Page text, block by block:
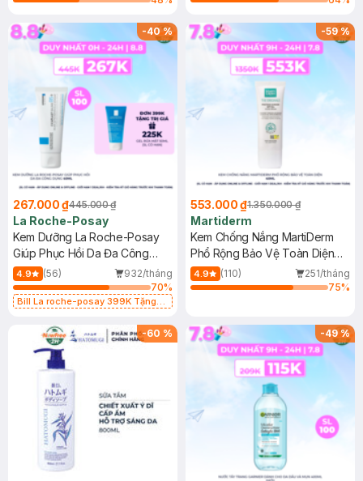
-40%
267.000 ₫445.000 ₫
La Roche-Posay
Kem Dưỡng La Roche-Posay
Giúp Phục Hồi Da Đa Công
Dụng 40ml
4.9 (56)
932/tháng
70%
Bill La roche-posay 399K Tặng
(SL có hạn)
-59%
553.000 ₫1.350.000 ₫
Martiderm
Kem Chống Nắng MartiDerm
Phổ Rộng Bảo Vệ Toàn Diện
40ml
4.9 (110)
251/tháng
75%
-60 % -49%